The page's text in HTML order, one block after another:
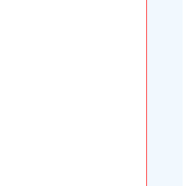
重庆招聘会计助理_重庆国诚财税咨询有限公司招聘-
重庆市万州区人民办公室关于转发重庆市2017年推进
重庆微型企业办理相关标准和办理流程-公司注册-重
商事制度改革释放市场活力两年多来重庆新设立市场
分析职务罪案例吸取人生惨痛教训-重庆市开州区国
渝商事制度改革释放活力新设市场主体77.71万户_重